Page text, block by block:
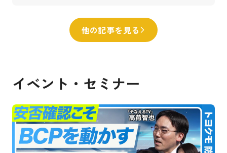
他の記事を見る
イベント・セミナー